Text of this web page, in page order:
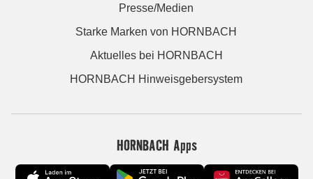
Presse/Medien
Starke Marken von HORNBACH
Aktuelles bei HORNBACH
HORNBACH Hinweisgebersystem
HORNBACH Apps